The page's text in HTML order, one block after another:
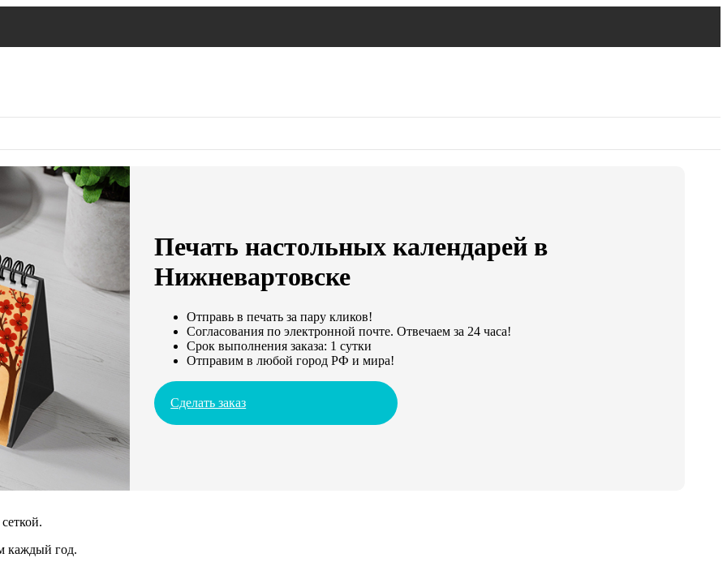
Печать настольных календарей в
Нижневартовске
Отправь в печать за пару кликов!
Согласования по электронной почте. Отвечаем за 24 часа!
Срок выполнения заказа: 1 сутки
Отправим в любой город РФ и мира!
Сделать заказ
каждый год.